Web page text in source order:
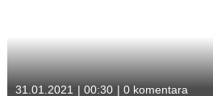
31.01.2021 | 00:30 | 0 komentara